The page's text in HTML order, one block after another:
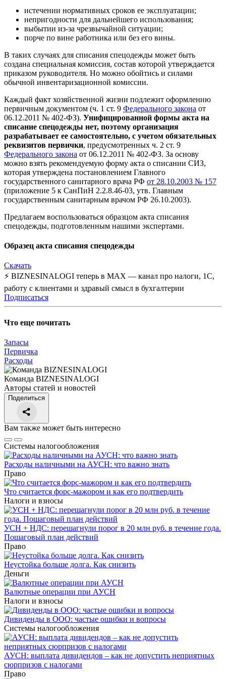
истечении нормативных сроков ее эксплуатации;
непригодности для дальнейшего использования;
выбытии из-за чрезвычайной ситуации;
порче по вине работника или без его вины.
В таких случаях для списания спецодежды может быть
создана специальная комиссия, состав которой утверждается
приказом руководителя. Но можно обойтись и силами
обычной инвентаризационной комиссии.
Каждый факт хозяйственной жизни подлежит оформлению
первичным документом (ч. 1 ст. 9 Федерального закона от
06.12.2011 № 402-ФЗ). Унифицированной формы акта на
списание спецодежды нет, поэтому организация
разрабатывает ее самостоятельно, с учетом обязательных
реквизитов первички, предусмотренных ч. 2 ст. 9
Федерального закона от 06.12.2011 № 402-ФЗ. За основу
можно взять рекомендуемую форму акта о списании СИЗ,
которая утверждена постановлением Главного
государственного санитарного врача РФ от 28.10.2003 № 157
(приложение 5 к СанПиН 2.2.8.46-03, утв. Главным
государственным санитарным врачом РФ 26.10.2003).
Предлагаем воспользоваться образцом акта списания
спецодежды, подготовленным нашими экспертами.
Образец акта списания спецодежды
Скачать
⚡ BIZNESINALOGI теперь в MAX — канал про налоги, 1С,
работу с клиентами и здравый смысл в бухгалтерии
Подписаться
Что еще почитать
Запасы
Первичка
Расходы
Команда BIZNESINALOGI
Авторы статей и новостей
Поделиться
Вам также может быть интересно
Системы налогообложения
Расходы наличными на АУСН: что важно знать
Право
Что считается форс-мажором и как его подтвердить
Налоги и взносы
УСН + НДС: перешагнули порог в 20 млн руб. в течение года.
Пошаговый план действий
Право
Неустойка больше долга. Как снизить
Деньги
Валютные операции при АУСН
Налоги и взносы
Дивиденды в ООО: частые ошибки и вопросы
Системы налогообложения
АУСН: выплата дивидендов – как не допустить неприятных
сюрпризов с налогами
Право